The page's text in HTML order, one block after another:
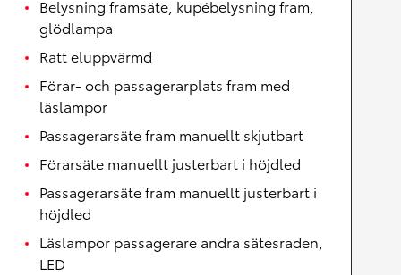
Belysning framsäte, kupébelysning fram,
glödlampa
Ratt eluppvärmd
Förar- och passagerarplats fram med
läslampor
Passagerarsäte fram manuellt skjutbart
Förarsäte manuellt justerbart i höjdled
Passagerarsäte fram manuellt justerbart i
höjdled
Läslampor passagerare andra sätesraden,
LED